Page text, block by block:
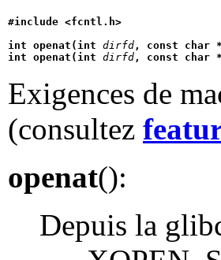
#include <fcntl.h>
int openat(int dirfd , const char *
int openat(int dirfd , const char *
Exigences de
(consultez
openat():
Depuis la